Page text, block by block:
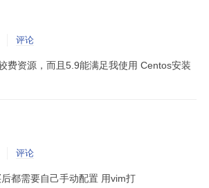
评论
费资源，而且5.9能满足我使用 Centos安装
评论
都需要自己手动配置 用vim打